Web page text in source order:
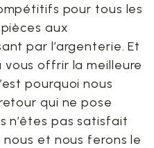
pour tous les
aux
par l’argenterie. Et
offrir la meilleure
pourquoi nous
qui ne pose
n’êtes pas satisfait
et nous ferons le